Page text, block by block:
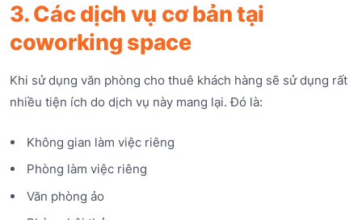
3. Các dịch vụ cơ bản tại
coworking space
Khi sử dụng văn phòng cho thuê khách hàng sẽ sử dụng rất
nhiều tiện ích do dịch vụ này mang lại. Đó là:
Không gian làm việc riêng
Phòng làm việc riêng
Văn phòng ảo